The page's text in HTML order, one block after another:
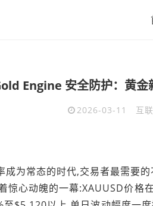
Engine 安全防护：黄金
2026-03-11 互
为常态的时代,交易者最需要
惊心动魄的一幕:XAUUSD价格